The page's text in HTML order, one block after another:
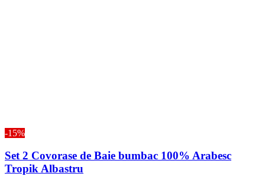
-15%
Set 2 Covorase de Baie bumbac 100% Arabesc
Tropik Albastru